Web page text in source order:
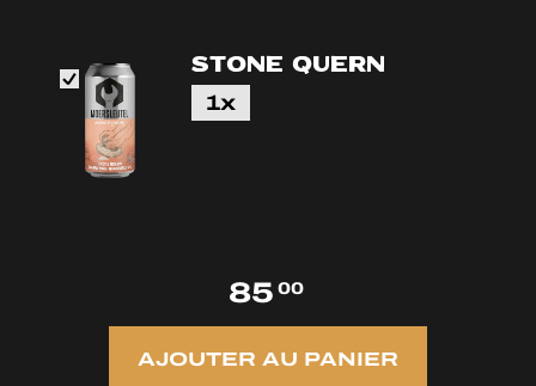
Stone Quern
1x
85 00
AJOUTER AU PANIER